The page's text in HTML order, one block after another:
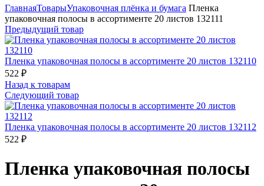
ГлавнаяТоварыУпаковочная плёнка и бумага Пленка
упаковочная полосы в ассортименте 20 листов 132111
Предыдущий товар
Пленка упаковочная полосы в ассортименте 20 листов 132110
522 ₽
Назад к товарам
Следующий товар
Пленка упаковочная полосы в ассортименте 20 листов 132112
522 ₽
Пленка упаковочная полосы